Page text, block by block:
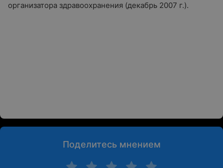
организатора здравоохранения (декабрь 2007 г.).
Поделитесь мнением